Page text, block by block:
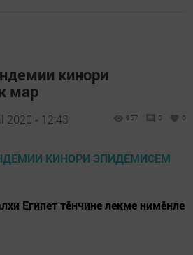
кинори
мар
2020 - 12:43 957 0 0
Египет тӗнчине лекме нимӗнле